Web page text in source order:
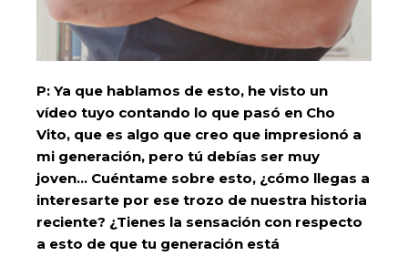
P: Ya que hablamos de esto, he visto un
vídeo tuyo contando lo que pasó en Cho
Vito, que es algo que creo que impresionó a
mi generación, pero tú debías ser muy
joven… Cuéntame sobre esto, ¿cómo llegas a
interesarte por ese trozo de nuestra historia
reciente? ¿Tienes la sensación con respecto
a esto de que tu generación está